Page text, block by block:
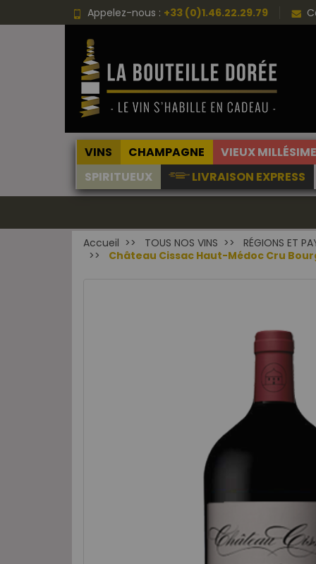
Appelez-nous : +33 (0)1.46.22.29.79
VINS CHAMPAGNE VIEUX
SPIRITUEUX
LIVRAISON EXPRESS
Accueil TOUS NOS VINS RÉGIONS ET
Château Cissac Haut-Médoc Cru